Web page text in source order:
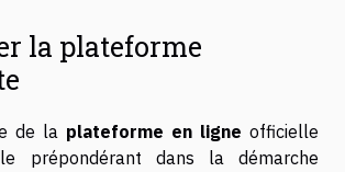
la plateforme
de la plateforme en ligne officielle
prépondérant dans la démarche